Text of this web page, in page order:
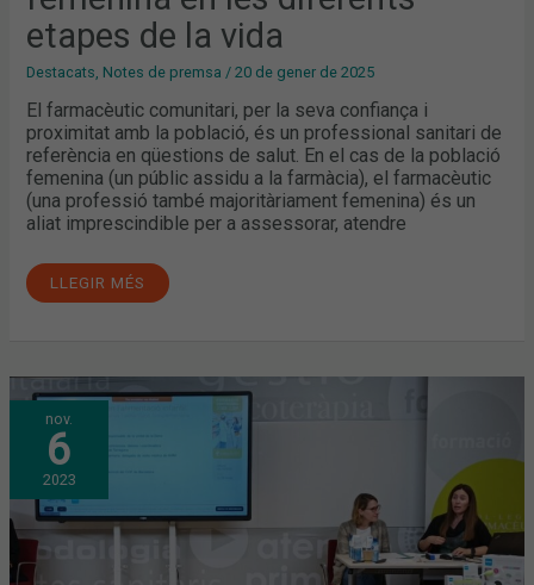
etapes de la vida
Destacats, Notes de premsa /20 de gener de 2025
El farmacèutic comunitari, per la seva confiança i
proximitat amb la població, és un professional sanitari de
referència en qüestions de salut. En el cas de la població
femenina (un públic assidu a la farmàcia), el farmacèutic
(una professió també majoritàriament femenina) és un
aliat imprescindible per a assessorar, atendre
LLEGIR MÉS
nov.
6
2023
ACOMPANYAMENT
EN
L’ALIMENTACIÓ
INFANTIL
DES
DE
LA
FARMÀCIA
COMUNITÀRIA